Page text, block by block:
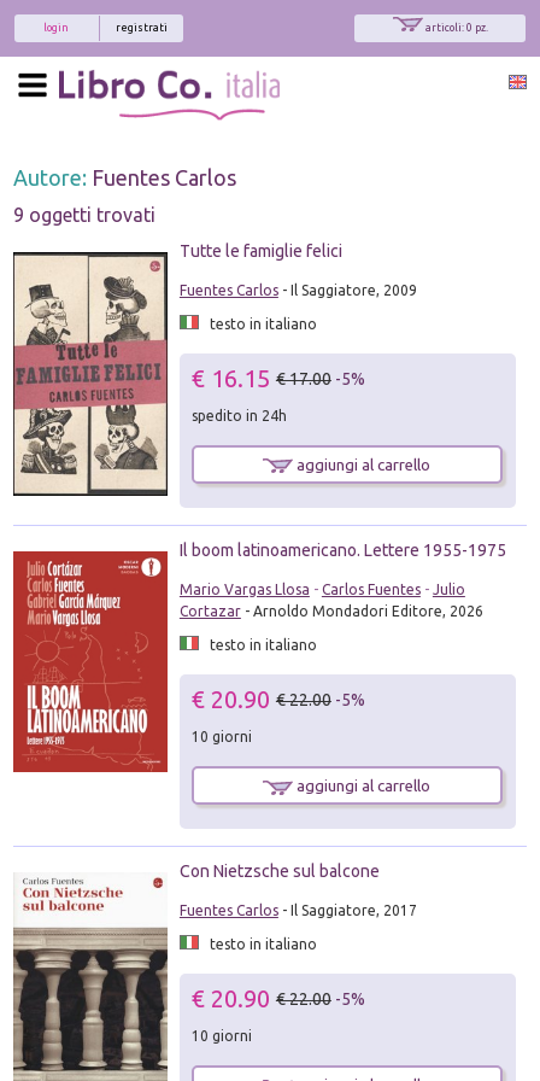
articoli: 0 pz.
registrati
login
Autore: Fuentes Carlos
9 oggetti trovati
Tutte le famiglie felici
Fuentes Carlos- Il Saggiatore, 2009
testo in italiano
€ 16.15 € 17.00 -5%
spedito in 24h
aggiungi al carrello
Il boom latinoamericano. Lettere 1955-1975
Mario Vargas Llosa - Carlos Fuentes- Julio
Cortazar- Arnoldo Mondadori Editore, 2026
testo in italiano
€ 20.90 € 22.00 -5%
10 giorni
aggiungi al carrello
Con Nietzsche sul balcone
Fuentes Carlos- Il Saggiatore, 2017
testo in italiano
€ 20.90 € 22.00 -5%
10 giorni